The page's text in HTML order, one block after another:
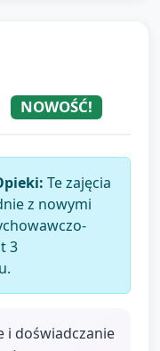
NOWOŚĆ!
Te zajęcia
z nowymi
3
i doświadczanie